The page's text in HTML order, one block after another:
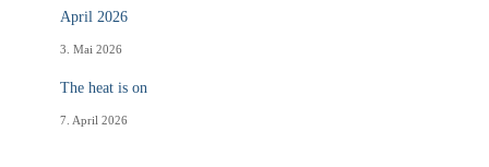
April 2026
3. Mai 2026
The heat is on
7. April 2026